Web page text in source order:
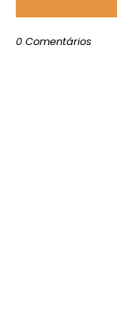
0 Comentários